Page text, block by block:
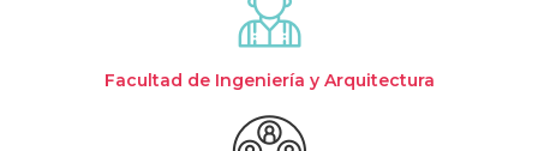
Facultad de Ingeniería y Arquitectura